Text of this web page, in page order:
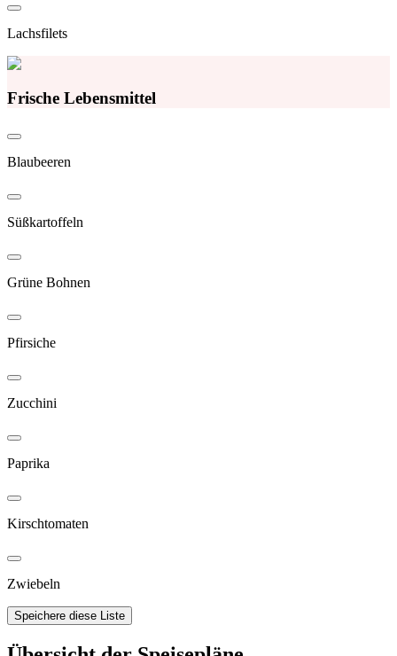
Lachsfilets
Frische Lebensmittel
Blaubeeren
Süßkartoffeln
Grüne Bohnen
Pfirsiche
Zucchini
Paprika
Kirschtomaten
Zwiebeln
Speichere diese Liste